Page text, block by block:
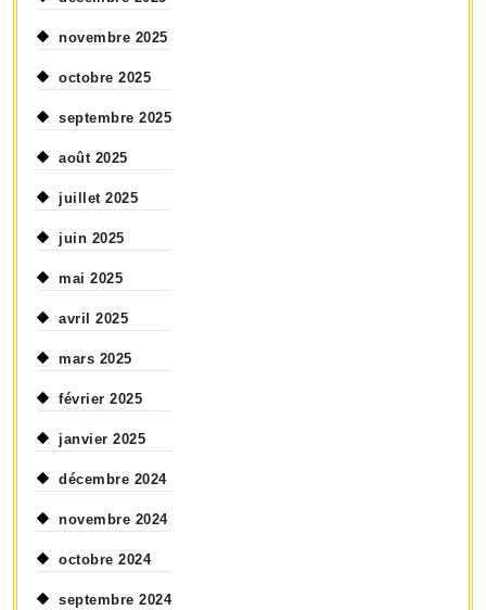
novembre 2025
octobre 2025
septembre 2025
août 2025
juillet 2025
juin 2025
mai 2025
avril 2025
mars 2025
février 2025
janvier 2025
décembre 2024
novembre 2024
octobre 2024
septembre 2024